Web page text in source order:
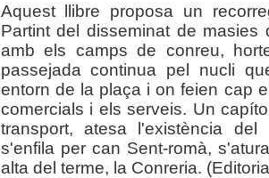
Aquest llibre proposa un
Partint del disseminat de
amb els camps de conreu,
passejada continua pel nucli
entorn de la plaça i on feien cap
comercials i els serveis. Un
transport, atesa l'existència
s'enfila per can Sent-romà,
alta del terme, la Conreria.